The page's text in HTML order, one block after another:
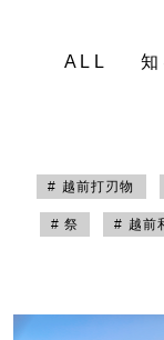
ALL 知
# 越前打刃物
# 祭 # 越前